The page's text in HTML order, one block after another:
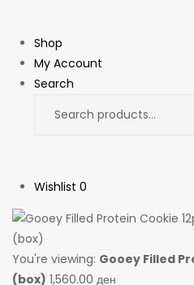
Shop
My Account
Search
Wishlist 0
You're viewing: Gooey Filled
(box) 1,560.00 ден